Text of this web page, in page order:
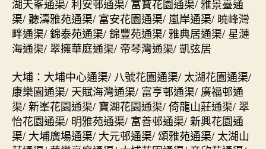
湖天峯通渠/ 利安邨通渠/ 富寶花園通渠/ 雅景臺通
渠/ 聽濤雅苑通渠/ 富安花園通渠/ 嵐岸通渠/ 曉峰灣
畔通渠/ 錦泰苑通渠/ 錦豐苑通渠/ 雅典居通渠/ 星漣
海通渠/ 翠擁華庭通渠/ 帝琴灣通渠/ 凱弦居
大埔：大埔中心通渠/ 八號花園通渠/ 太湖花園通渠/
康樂園通渠/ 天賦海灣通渠/ 富亨邨通渠/ 廣福邨通
渠/ 新峯花園通渠/ 寶湖花園通渠/ 倚龍山莊通渠/ 翠
怡花園通渠/ 明雅苑通渠/ 富善邨通渠/ 新興花園通
渠/ 大埔廣場通渠/ 大元邨通渠/ 頌雅苑通渠/ 太湖山